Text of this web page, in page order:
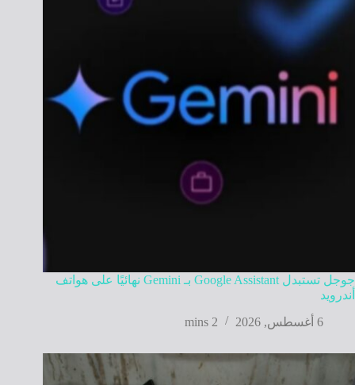
جوجل تستبدل Google Assistant بـ Gemini نهائيًا على هواتف
أندرويد
6 أغسطس, 2026
2 mins